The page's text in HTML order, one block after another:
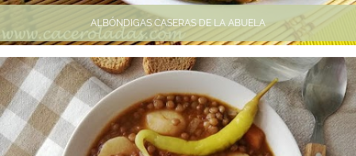
ALBÓNDIGAS CASERAS DE LA ABUELA